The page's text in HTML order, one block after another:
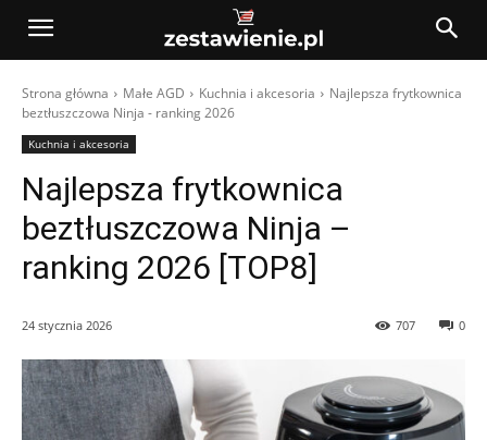
Strona główna Małe AGD Kuchnia i akcesoria
Najlepsza frytkownica
beztłuszczowa Ninja - ranking 2026
Kuchnia i akcesoria
Najlepsza frytkownica
beztłuszczowa Ninja –
ranking 2026 [TOP8]
24 stycznia 2026 0
707